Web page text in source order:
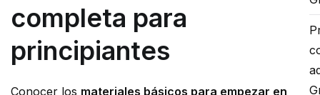
completa para
principiantes
Conocer los materiales básicos para empezar en